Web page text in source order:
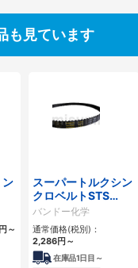
も見ています
ン
円 ～
スーパートルクシン
クロベルトSTS
S8M
バンドー化学
通常価格(税別)：
2,286円 ～
在庫品1日目～